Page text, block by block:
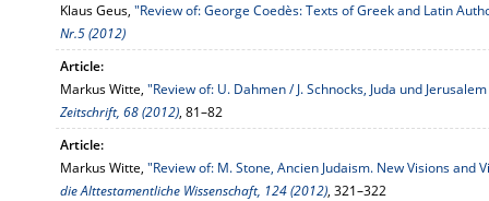
Klaus Geus, "Review of: George Coedès: Texts of Greek and Latin
Nr.5 (2012)
Article:
Markus Witte, "Review of: U. Dahmen / J. Schnocks, Juda und
Zeitschrift, 68 (2012), 81–82
Article:
Markus Witte, "Review of: M. Stone, Ancien Judaism. New Visions and
die Alttestamentliche Wissenschaft, 124 (2012), 321–322